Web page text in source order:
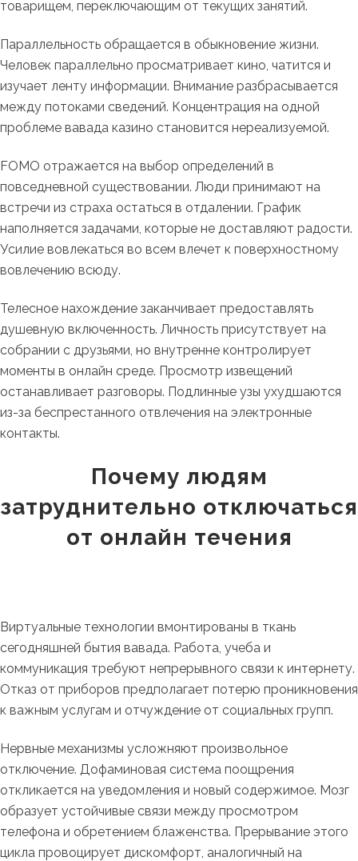
товарищем, переключающим от текущих занятий.
Параллельность обращается в обыкновение жизни.
Человек параллельно просматривает кино, чатится и
изучает ленту информации. Внимание разбрасывается
между потоками сведений. Концентрация на одной
проблеме вавада казино становится нереализуемой.
FOMO отражается на выбор определений в
повседневной существовании. Люди принимают на
встречи из страха остаться в отдалении. График
наполняется задачами, которые не доставляют радости.
Усилие вовлекаться во всем влечет к поверхностному
вовлечению всюду.
Телесное нахождение заканчивает предоставлять
душевную включенность. Личность присутствует на
собрании с друзьями, но внутренне контролирует
моменты в онлайн среде. Просмотр извещений
останавливает разговоры. Подлинные узы ухудшаются
из-за беспрестанного отвлечения на электронные
контакты.
Почему людям
затруднительно отключаться
от онлайн течения
Виртуальные технологии вмонтированы в ткань
сегодняшней бытия вавада. Работа, учеба и
коммуникация требуют непрерывного связи к интернету.
Отказ от приборов предполагает потерю проникновения
к важным услугам и отчуждение от социальных групп.
Нервные механизмы усложняют произвольное
отключение. Дофаминовая система поощрения
откликается на уведомления и новый содержимое. Мозг
образует устойчивые связи между просмотром
телефона и обретением блаженства. Прерывание этого
цикла провоцирует дискомфорт, аналогичный на